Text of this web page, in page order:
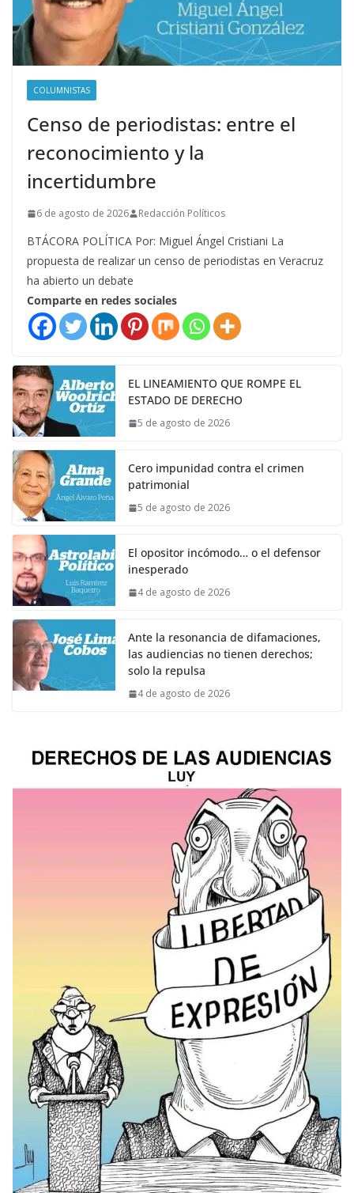
COLUMNISTAS
Censo de periodistas: entre el
reconocimiento y la
incertidumbre
6 de agosto de 2026 Redacción Políticos
BTÁCORA POLÍTICA Por: Miguel Ángel Cristiani La
propuesta de realizar un censo de periodistas en Veracruz
ha abierto un debate
Comparte en redes sociales
EL LINEAMIENTO QUE ROMPE EL
ESTADO DE DERECHO
5 de agosto de 2026
Cero impunidad contra el crimen
patrimonial
5 de agosto de 2026
El opositor incómodo… o el defensor
inesperado
4 de agosto de 2026
Ante la resonancia de difamaciones,
las audiencias no tienen derechos;
solo la repulsa
4 de agosto de 2026